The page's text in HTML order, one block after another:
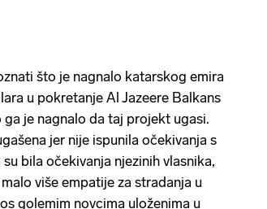
što je nagnalo katarskog emira
u pokretanje Al Jazeere Balkans
je nagnalo da taj projekt ugasi.
jer nije ispunila očekivanja s
bila očekivanja njezinih vlasnika,
više empatije za stradanja u
golemim novcima uloženima u